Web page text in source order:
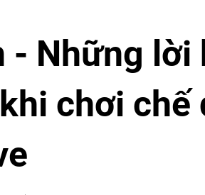
- Những lời
chơi chế